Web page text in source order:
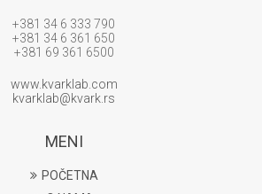
+381 34 6 333 790
+381 34 6 361 650
+381 69 361 6500
www.kvarklab.com
kvarklab@kvark.rs
MENI
POČETNA